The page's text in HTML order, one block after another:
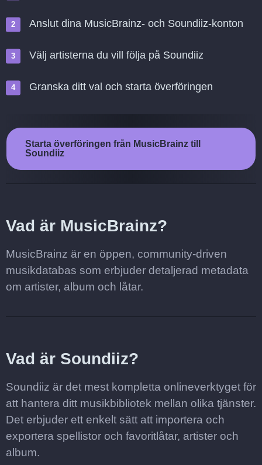
Anslut dina MusicBrainz- och Soundiiz-konton
Välj artisterna du vill följa på Soundiiz
Granska ditt val och starta överföringen
Starta överföringen från MusicBrainz till
Soundiiz
Vad är MusicBrainz?
MusicBrainz är en öppen, community-driven
musikdatabas som erbjuder detaljerad metadata
om artister, album och låtar.
Vad är Soundiiz?
Soundiiz är det mest kompletta onlineverktyget för
att hantera ditt musikbibliotek mellan olika tjänster.
Det erbjuder ett enkelt sätt att importera och
exportera spellistor och favoritlåtar, artister och
album.